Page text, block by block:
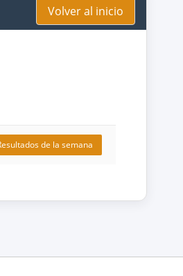
Volver al inicio
de la semana